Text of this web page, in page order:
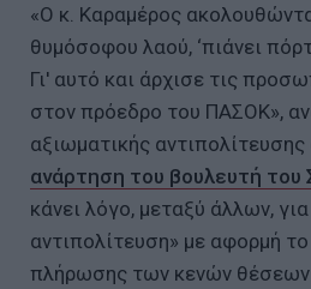
«Ο κ. Καραμέρος
θυμόσοφου λαού, ‘πιάνει
Γι' αυτό και άρχισε τις
στον πρόεδρο του ΠΑΣΟΚ»,
αξιωματικής αντιπολίτευσης
ανάρτηση του βουλευτή του
κάνει λόγο, μεταξύ άλλων,
αντιπολίτευση» με αφορμή
πλήρωσης των κενών